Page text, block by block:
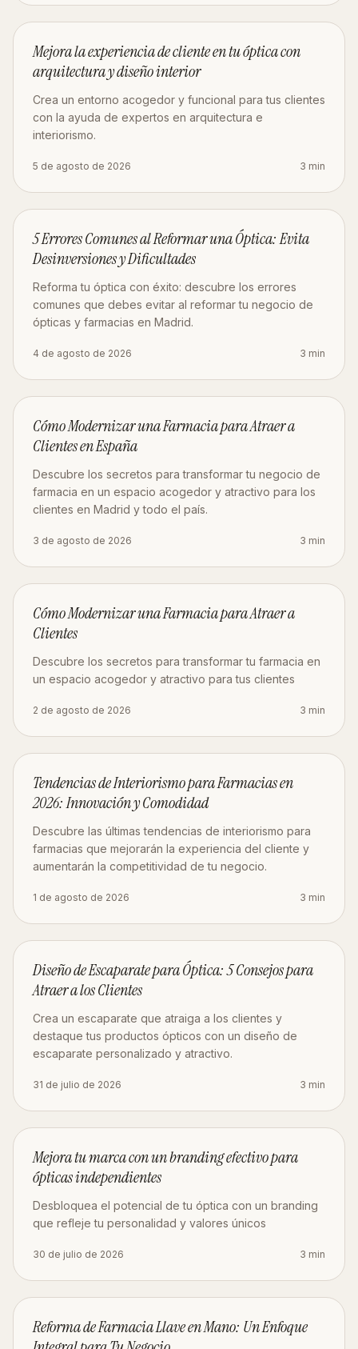
Mejora la experiencia de cliente en tu óptica con
arquitectura y diseño interior
Crea un entorno acogedor y funcional para tus clientes
con la ayuda de expertos en arquitectura e
interiorismo.
5 de agosto de 2026 3 min
5 Errores Comunes al Reformar una Óptica: Evita
Desinversiones y Dificultades
Reforma tu óptica con éxito: descubre los errores
comunes que debes evitar al reformar tu negocio de
ópticas y farmacias en Madrid.
4 de agosto de 2026 3 min
Cómo Modernizar una Farmacia para Atraer a
Clientes en España
Descubre los secretos para transformar tu negocio de
farmacia en un espacio acogedor y atractivo para los
clientes en Madrid y todo el país.
3 de agosto de 2026 3 min
Cómo Modernizar una Farmacia para Atraer a
Clientes
Descubre los secretos para transformar tu farmacia en
un espacio acogedor y atractivo para tus clientes
2 de agosto de 2026 3 min
Tendencias de Interiorismo para Farmacias en
2026: Innovación y Comodidad
Descubre las últimas tendencias de interiorismo para
farmacias que mejorarán la experiencia del cliente y
aumentarán la competitividad de tu negocio.
1 de agosto de 2026 3 min
Diseño de Escaparate para Óptica: 5 Consejos para
Atraer a los Clientes
Crea un escaparate que atraiga a los clientes y
destaque tus productos ópticos con un diseño de
escaparate personalizado y atractivo.
31 de julio de 2026 3 min
Mejora tu marca con un branding efectivo para
ópticas independientes
Desbloquea el potencial de tu óptica con un branding
que refleje tu personalidad y valores únicos
30 de julio de 2026 3 min
Reforma de Farmacia Llave en Mano: Un Enfoque